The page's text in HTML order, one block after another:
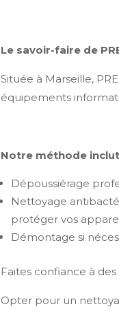
Le savoir-faire de
Située à Marseille,
équipements
Notre méthode
Dépoussiérage
Nettoyage
protéger vos
Démontage si
Faites confiance à
Opter pour un